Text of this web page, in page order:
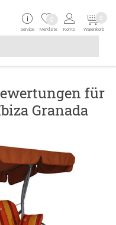
von 3 Buchstaben
Service Merkliste
0
Konto Warenkorb
0
für
Granada